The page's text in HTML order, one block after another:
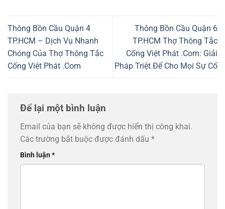
Thông Bồn Cầu Quận 4
TP.HCM – Dịch Vụ Nhanh
Chóng Của Thợ Thông Tắc
Cống Việt Phát .Com
Thông Bồn Cầu Quận 6
TP.HCM Thợ Thông Tắc
Cống Việt Phát .Com: Giải
Pháp Triệt Để Cho Mọi Sự Cố
Để lại một bình luận
Email của bạn sẽ không được hiển thị công khai.
Các trường bắt buộc được đánh dấu *
Bình luận*